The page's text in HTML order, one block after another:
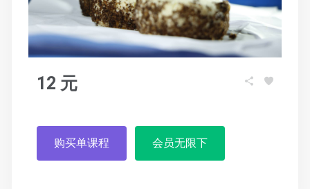
12 元
购买单课程 会员无限下